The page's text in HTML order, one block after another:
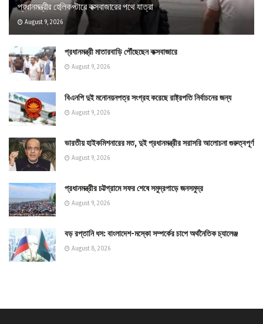
প্রধানমন্ত্রীর হেলিকপ্টারে কক্সবাজারের পথে যাত্রা
August 9, 2026
প্রধানমন্ত্রী মাতারবাড়ি পৌঁছেছেন কক্সবাজারে
August 9, 2026
বিএনপি দুই মনোনয়নপত্র সংগ্রহ করেছে রাষ্ট্রপতি নির্বাচনের জন্য
August 9, 2026
ভারতীয় হাইকমিশনারের মত, দুই প্রধানমন্ত্রীর সরাসরি আলোচনা গুরুত্বপূর্ণ
August 9, 2026
প্রধানমন্ত্রীর চট্টগ্রামে সফর শেষে সমুদ্রপাড়ে জনসমুদ্র
August 9, 2026
বড় রপ্তানি ধস: বাংলাদেশ-মস্কো সম্পর্কের চাপে অর্থনৈতিক চ্যালেঞ্জ
August 8, 2026